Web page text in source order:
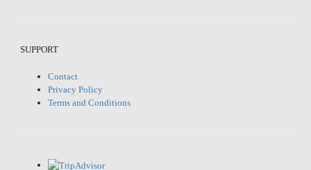
SUPPORT
Contact
Privacy Policy
Terms and Conditions